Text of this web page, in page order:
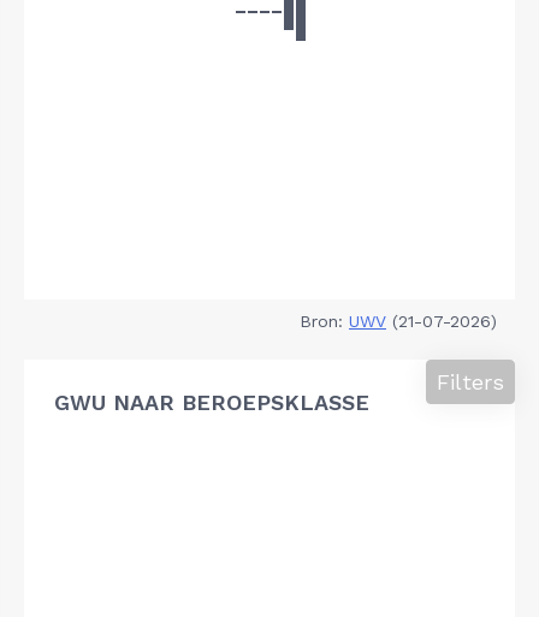
Bron: UWV (21-07-2026)
GWU NAAR BEROEPSKLASSE
Filters